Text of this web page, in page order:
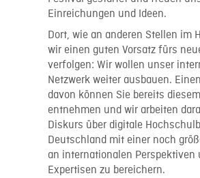
Einreichungen und Ideen.
Dort, wie an anderen Stellen im
wir einen guten Vorsatz fürs
verfolgen: Wir wollen unser
Netzwerk weiter ausbauen.
davon können Sie bereits
entnehmen und wir arbeiten
Diskurs über digitale
Deutschland mit einer noch
an internationalen Perspektiven
Expertisen zu bereichern.